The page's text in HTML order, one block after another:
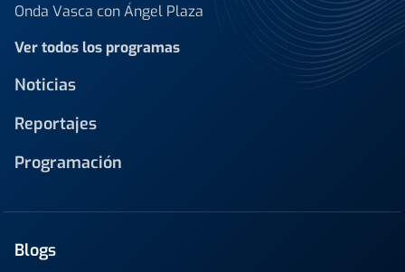
Onda Vasca con Ángel Plaza
Ver todos los programas
Noticias
Reportajes
Programación
Blogs